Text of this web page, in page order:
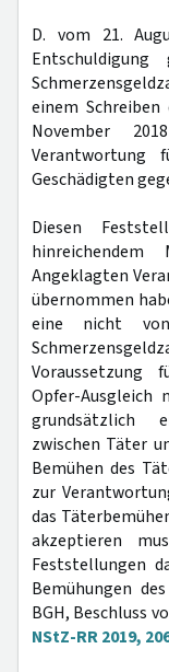
D. vom 21.
einem
November
Verantwortung
Geschädigten
Diesen
Angeklagten
übernommen
eine nicht von
Voraussetzung
Opfer-Ausgleich
grundsätzlich
zwischen Täter
Bemühen des
zur
das
akzeptieren
Feststellungen
Bemühungen
BGH, Beschluss
NStZ-RR 2019,